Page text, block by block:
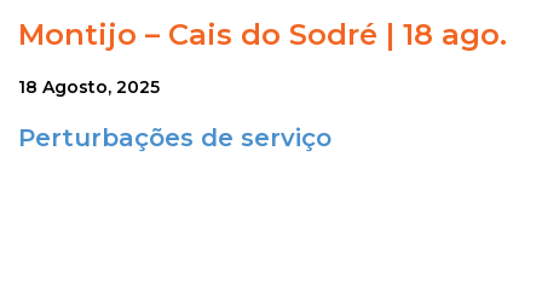
Montijo – Cais do Sodré | 18 ago.
18 Agosto, 2025
Perturbações de serviço